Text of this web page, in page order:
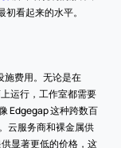
看起来的水平。
施费用。无论是在
运行，工作室都需要
Edgegap 这种跨数百
云服务商和裸金属供
显著更低的价格，这